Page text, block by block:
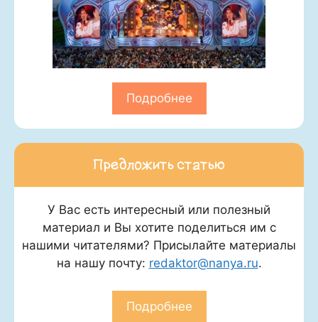
Подробнее
Предложить статью
У Вас есть интересный или полезный
материал и Вы хотите поделиться им с
нашими читателями? Присылайте материалы
на нашу почту: redaktor@nanya.ru.
Подробнее